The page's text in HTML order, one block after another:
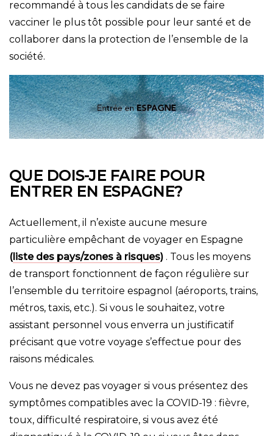
recommandé à tous les candidats de se faire
vacciner le plus tôt possible pour leur santé et de
collaborer dans la protection de l’ensemble de la
société.
QUE DOIS-JE FAIRE POUR
ENTRER EN ESPAGNE?
Actuellement, il n’existe aucune mesure
particulière empêchant de voyager en Espagne
( liste des pays/zones à risques) . Tous les moyens
de transport fonctionnent de façon régulière sur
l’ensemble du territoire espagnol (aéroports, trains,
métros, taxis, etc.). Si vous le souhaitez, votre
assistant personnel vous enverra un justificatif
précisant que votre voyage s’effectue pour des
raisons médicales.
Vous ne devez pas voyager si vous présentez des
symptômes compatibles avec la COVID-19 : fièvre,
toux, difficulté respiratoire, si vous avez été